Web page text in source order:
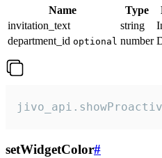
Name Type
invitation_text
string
department_id optional number
setWidgetColor#